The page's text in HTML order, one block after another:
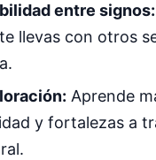
entre signos:
llevas con otros
Aprende
y fortalezas a